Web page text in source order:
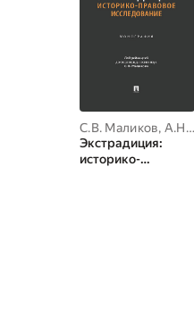
С.В. Маликов, А.Н. Миронов
Экстрадиция:
историко-